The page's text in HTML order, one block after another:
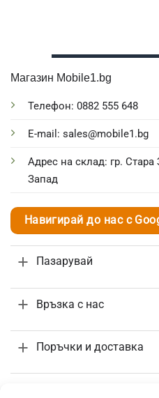
Магазин Mobile1.bg
Телефон: 0882 555 648
E-mail: sales@mobile1.bg
Адрес на склад: гр.
Запад
Навигирай до нас с
Пазарувай
Връзка с нас
Поръчки и доставка